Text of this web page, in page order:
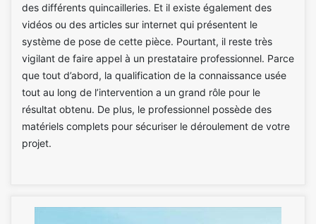
des différents quincailleries. Et il existe également des
vidéos ou des articles sur internet qui présentent le
système de pose de cette pièce. Pourtant, il reste très
vigilant de faire appel à un prestataire professionnel. Parce
que tout d’abord, la qualification de la connaissance usée
tout au long de l’intervention a un grand rôle pour le
résultat obtenu. De plus, le professionnel possède des
matériels complets pour sécuriser le déroulement de votre
projet.